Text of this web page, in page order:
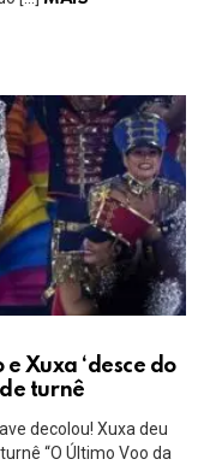
Xuxa ‘desce do
turnê
decolou! Xuxa deu
“O Último Voo da